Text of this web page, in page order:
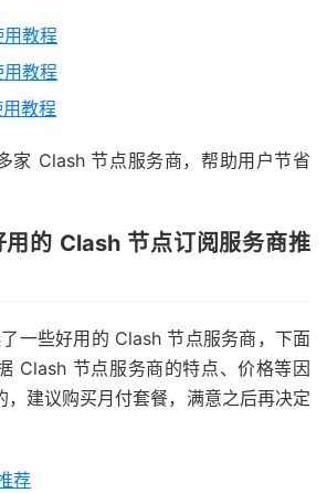
教程
教程
教程
家 Clash 节点服务商，帮助用户节省
的 Clash 节点订阅服务商推
一些好用的 Clash 节点服务商，下面
Clash 节点服务商的特点、价格等因
，建议购买月付套餐，满意之后再决定
荐